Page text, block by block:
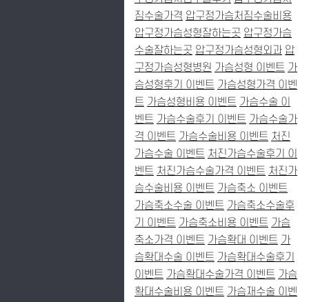
짐수술가격 압구정가슴처짐수술비용
압구정가슴성형잘하는곳 압구정가슴
수술잘하는곳 압구정가슴성형외과 압
구정가슴성형병원 가슴성형 이벤트 가
슴성형후기 이벤트 가슴성형가격 이벤
트 가슴성형비용 이벤트 가슴수술 이
벤트 가슴수술후기 이벤트 가슴수술가
격 이벤트 가슴수술비용 이벤트 처진
가슴수술 이벤트 처진가슴수술후기 이
벤트 처진가슴수술가격 이벤트 처진가
슴수술비용 이벤트 가슴축소 이벤트
가슴축소수술 이벤트 가슴축소수술후
기 이벤트 가슴축소비용 이벤트 가슴
축소가격 이벤트 가슴확대 이벤트 가
슴확대수술 이벤트 가슴확대수술후기
이벤트 가슴확대수술가격 이벤트 가슴
확대수술비용 이벤트 가슴재수술 이벤